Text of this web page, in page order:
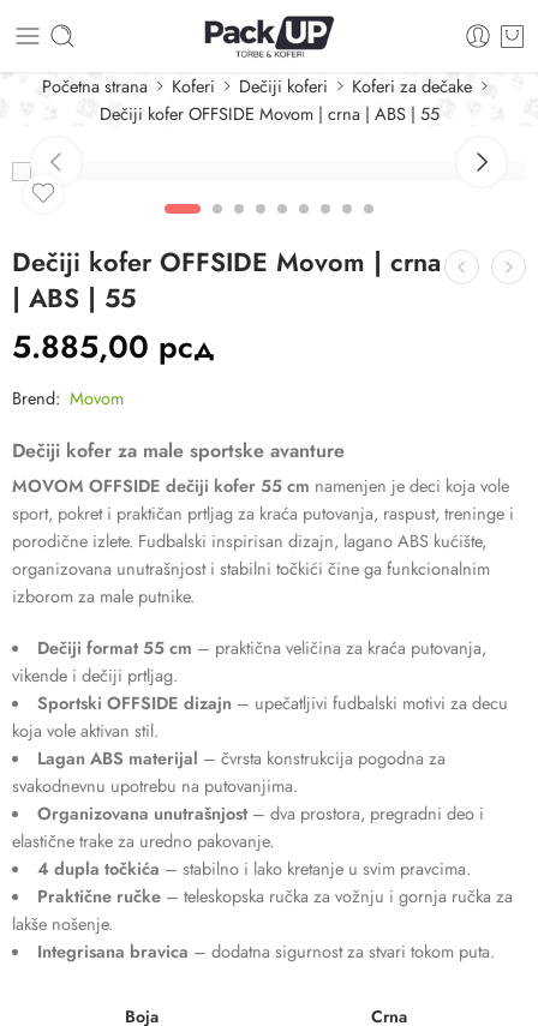
Početna strana Koferi Dečiji koferi
Koferi za dečake
Dečiji kofer OFFSIDE Movom | crna | ABS | 55
Dečiji kofer OFFSIDE Movom | crna
| ABS | 55
5.885,00 рсд
Brend: Movom
Dečiji kofer za male sportske avanture
MOVOM OFFSIDE dečiji kofer 55 cm namenjen je deci koja vole
sport, pokret i praktičan prtljag za kraća putovanja, raspust, treninge i
porodične izlete. Fudbalski inspirisan dizajn, lagano ABS kućište,
organizovana unutrašnjost i stabilni točkići čine ga funkcionalnim
izborom za male putnike.
Dečiji format 55 cm – praktična veličina za kraća putovanja,
vikende i dečiji prtljag.
Sportski OFFSIDE dizajn – upečatljivi fudbalski motivi za decu
koja vole aktivan stil.
Lagan ABS materijal – čvrsta konstrukcija pogodna za
svakodnevnu upotrebu na putovanjima.
Organizovana unutrašnjost– dva prostora, pregradni deo i
elastične trake za uredno pakovanje.
4 dupla točkića – stabilno i lako kretanje u svim pravcima.
Praktične ručke– teleskopska ručka za vožnju i gornja ručka za
lakše nošenje.
Integrisana bravica – dodatna sigurnost za stvari tokom puta.
Boja Crna